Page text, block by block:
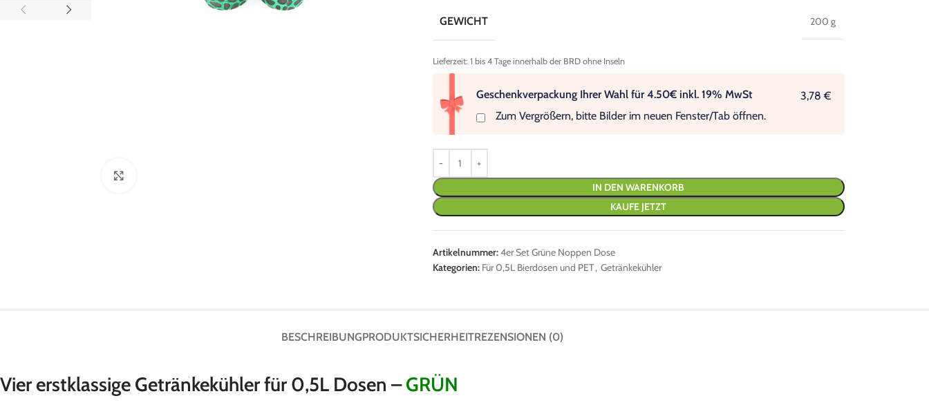
GEWICHT 200 g
Lieferzeit: 1 bis 4 Tage innerhalb der BRD ohne Inseln
Geschenkverpackung Ihrer Wahl für 4.50€ inkl. 19% MwSt
Zum Vergrößern, bitte Bilder im neuen Fenster/Tab öffnen.
3,78 €
IN DEN WARENKORB
KAUFE JETZT
Artikelnummer:4er Set Grüne Noppen Dose
Kategorien: Für 0,5L Bierdosen und PET, Getränkekühler
BESCHREIBUNGPRODUKTSICHERHEITREZENSIONEN (0)
Vier erstklassige Getränkekühler für 0,5L Dosen –GRÜN